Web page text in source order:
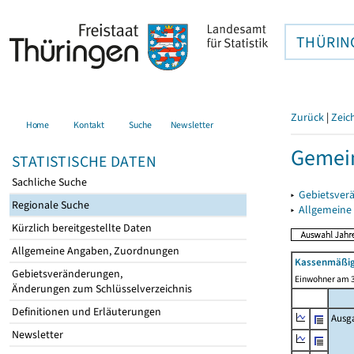
Home Kontakt Suche Newsletter
STATISTISCHE DATEN
Sachliche Suche
Regionale Suche
Kürzlich bereitgestellte Daten
Allgemeine Angaben, Zuordnungen
Gebietsveränderungen,
Änderungen zum Schlüsselverzeichnis
Definitionen und Erläuterungen
Newsletter
Zurück |
▸
▸
Einwohner am